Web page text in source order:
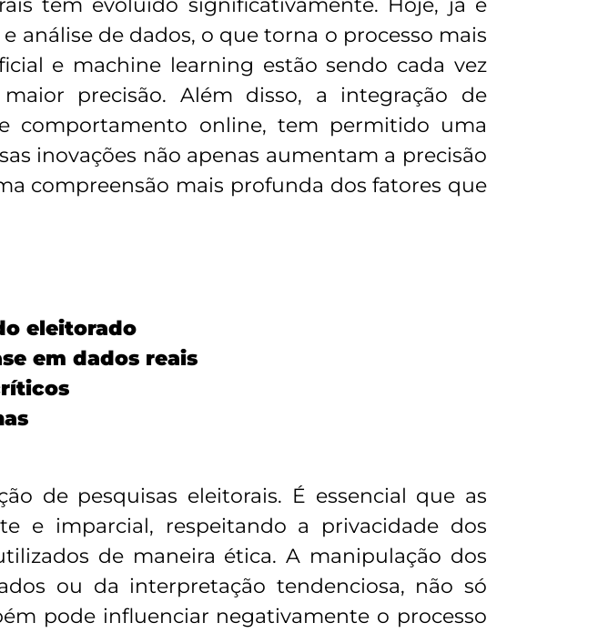
têm evoluído significativamente. Hoje, já é
análise de dados, o que torna o processo mais
e machine learning estão sendo cada vez
precisão. Além disso, a integração de
comportamento online, tem permitido uma
inovações não apenas aumentam a precisão
compreensão mais profunda dos fatores que
eleitorado
em dados reais
de pesquisas eleitorais. É essencial que as
e imparcial, respeitando a privacidade dos
de maneira ética. A manipulação dos
ou da interpretação tendenciosa, não só
pode influenciar negativamente o processo